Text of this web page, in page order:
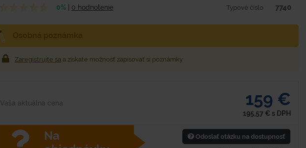
0% 0 hodnotenie Typové číslo 7740
Zaregistrujte sa a získate možnosť zapisovať si poznámky
Vaša aktuálna cena 159 €
195,57 € s DPH
Na
Odoslať otázku na dostupnosť